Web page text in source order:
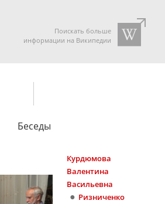
Поискать больше
информации на Википедии
Беседы
Курдюмова
Валентина
Васильевна
Ризниченко